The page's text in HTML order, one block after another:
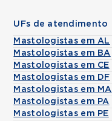
UFs de atendimento
Mastologistas em AL
Mastologistas em BA
Mastologistas em CE
Mastologistas em DF
Mastologistas em MA
Mastologistas em PA
Mastologistas em PE